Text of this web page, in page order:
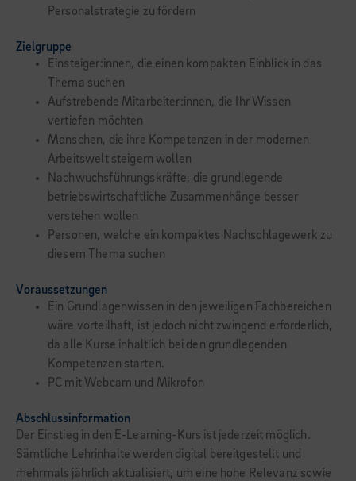
Personalstrategie zu fördern
Zielgruppe
Einsteiger:innen, die einen kompakten Einblick in das
Thema suchen
Aufstrebende Mitarbeiter:innen, die Ihr Wissen
vertiefen möchten
Menschen, die ihre Kompetenzen in der modernen
Arbeitswelt steigern wollen
Nachwuchsführungskräfte, die grundlegende
betriebswirtschaftliche Zusammenhänge besser
verstehen wollen
Personen, welche ein kompaktes Nachschlagewerk zu
diesem Thema suchen
Voraussetzungen
Ein Grundlagenwissen in den jeweiligen Fachbereichen
wäre vorteilhaft, ist jedoch nicht zwingend erforderlich,
da alle Kurse inhaltlich bei den grundlegenden
Kompetenzen starten.
PC mit Webcam und Mikrofon
Abschlussinformation
Der Einstieg in den E-Learning-Kurs ist jederzeit möglich.
Sämtliche Lehrinhalte werden digital bereitgestellt und
mehrmals jährlich aktualisiert, um eine hohe Relevanz sowie